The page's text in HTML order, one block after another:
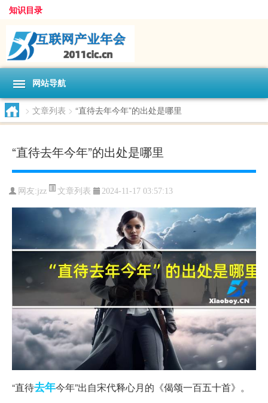
知识目录
网站导航
> 文章列表 > “直待去年今年”的出处是哪里
“直待去年今年”的出处是哪里
网友:jzz 文章列表 2024-11-17 03:57:13
“直待去年今年”出自宋代释心月的《偈颂一百五十首》。